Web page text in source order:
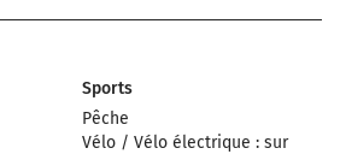
Sports
Pêche
Vélo / Vélo électrique : sur